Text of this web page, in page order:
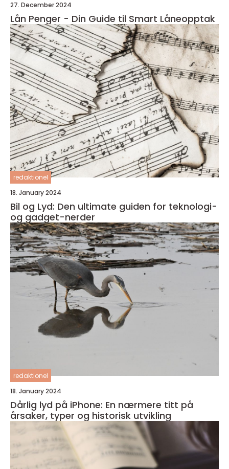
27. December 2024
Lån Penger - Din Guide til Smart Låneopptak
redaktionel
18. January 2024
Bil og Lyd: Den ultimate guiden for teknologi-
og gadget-nerder
redaktionel
18. January 2024
Dårlig lyd på iPhone: En nærmere titt på
årsaker, typer og historisk utvikling